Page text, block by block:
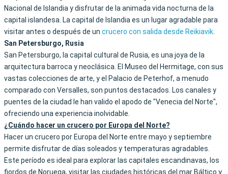
Nacional de Islandia y disfrutar de la animada vida nocturna de la
capital islandesa. La capital de Islandia es un lugar agradable para
visitar antes o después de un crucero con salida desde Reikiavik.
San Petersburgo, Rusia
San Petersburgo, la capital cultural de Rusia, es una joya de la
arquitectura barroca y neoclásica. El Museo del Hermitage, con sus
vastas colecciones de arte, y el Palacio de Peterhof, a menudo
comparado con Versalles, son puntos destacados. Los canales y
puentes de la ciudad le han valido el apodo de "Venecia del Norte",
ofreciendo una experiencia inolvidable.
¿Cuándo hacer un crucero por Europa del Norte?
Hacer un crucero por Europa del Norte entre mayo y septiembre
permite disfrutar de días soleados y temperaturas agradables.
Este período es ideal para explorar las capitales escandinavas, los
fiordos de Noruega, visitar las ciudades históricas del mar Báltico y